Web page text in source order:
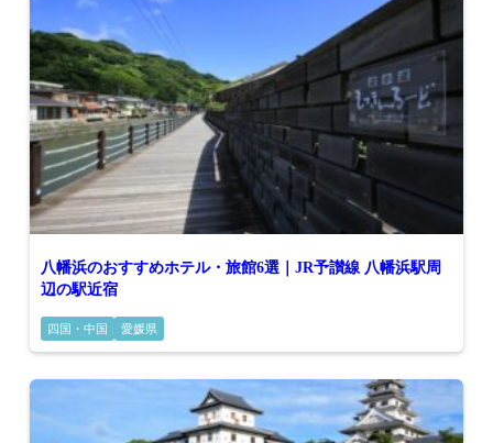
八幡浜のおすすめホテル・旅館6選｜JR予讃線 八幡浜駅周
辺の駅近宿
四国・中国 愛媛県